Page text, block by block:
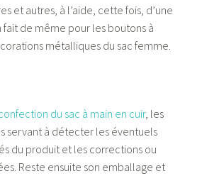
et autres, à l’aide, cette fois, d’une
fait de même pour les boutons à
métalliques du sac femme.
du sac à main en cuir, les
servant à détecter les éventuels
du produit et les corrections ou
Reste ensuite son emballage et